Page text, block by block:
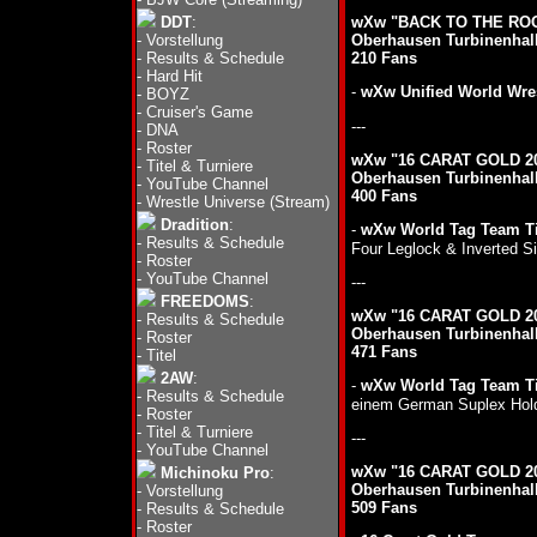
DDT:
- Vorstellung
- Results & Schedule
- Hard Hit
- BOYZ
- Cruiser's Game
- DNA
- Roster
- Titel & Turniere
- YouTube Channel
- Wrestle Universe (Stream)
Dradition:
- Results & Schedule
- Roster
- YouTube Channel
FREEDOMS:
- Results & Schedule
- Roster
- Titel
2AW:
- Results & Schedule
- Roster
- Titel & Turniere
- YouTube Channel
Michinoku Pro:
- Vorstellung
- Results & Schedule
- Roster
wXw "BACK TO THE
Oberhausen
210 Fans
- wXw Unified World
---
wXw "16 CARAT GOLD
Oberhausen
400 Fans
- wXw World Tag Team
Four Leglock & Inverted
---
wXw "16 CARAT GOLD
Oberhausen
471 Fans
- wXw World Tag Team
einem German Suplex
---
wXw "16 CARAT GOLD
Oberhausen
509 Fans